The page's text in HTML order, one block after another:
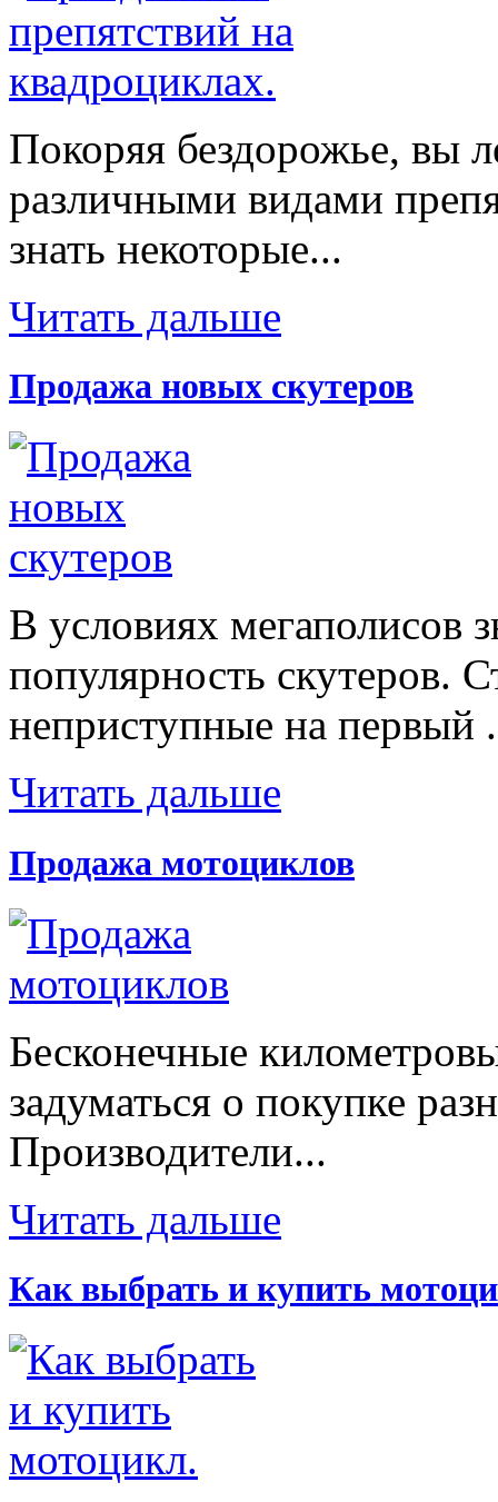
Покоряя бездорожье, вы
различными видами
знать некоторые...
Читать дальше
Продажа новых скутеров
В условиях мегаполисов
популярность скутеров.
неприступные на первый
Читать дальше
Продажа мотоциклов
Бесконечные
задуматься о покупке
Производители...
Читать дальше
Как выбрать и купить